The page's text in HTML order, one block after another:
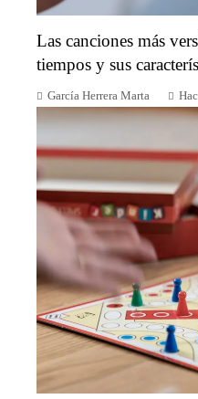
Las canciones más
tiempos y sus
García Herrera Marta